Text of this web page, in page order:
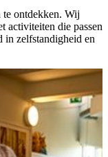
te ontdekken. Wij
activiteiten die passen
in zelfstandigheid en